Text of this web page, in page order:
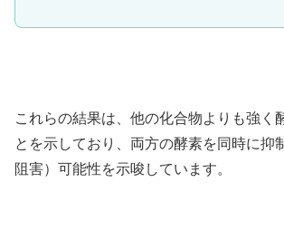
これらの結果は、他の化合物よりも強く
とを示しており、両方の酵素を同時に抑
阻害）可能性を示唆しています。